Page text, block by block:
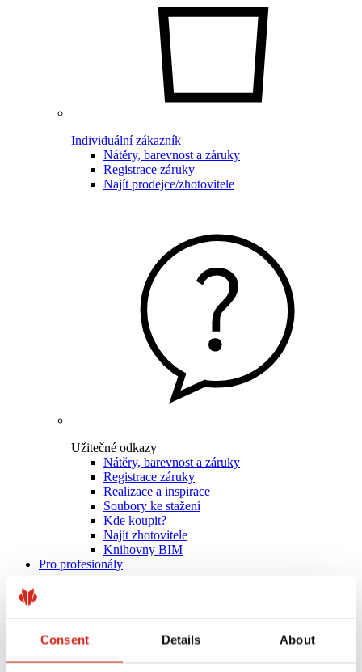
Consent Details About
Individuální zákazník
Nátěry, barevnost a záruky
Registrace záruky
Najít prodejce/zhotovitele
Užitečné odkazy
Nátěry, barevnost a záruky
Registrace záruky
Realizace a inspirace
Soubory ke stažení
Kde koupit?
Najít zhotovitele
Knihovny BIM
Pro profesionály